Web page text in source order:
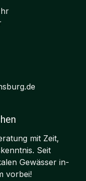
mit Zeit,
Seit
Gewässer in-
vorbei!